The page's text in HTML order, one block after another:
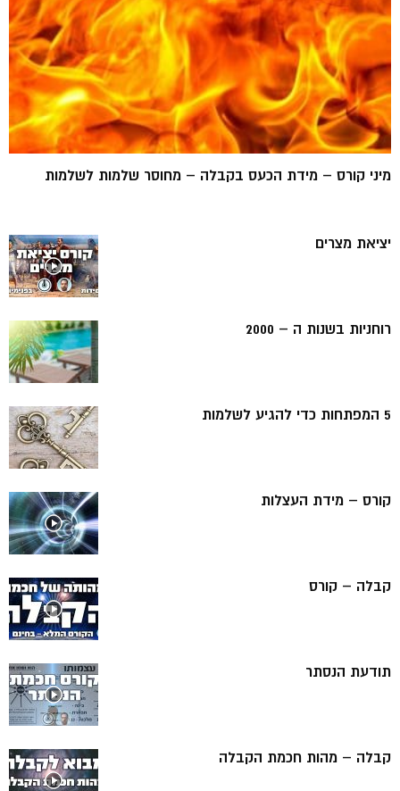
מיני קורס – מידת הכעס בקבלה – מחוסר שלמות לשלמות
יציאת מצרים
רוחניות בשנות ה – 2000
5 המפתחות כדי להגיע לשלמות
קורס – מידת העצלות
קבלה – קורס
תודעת הנסתר
קבלה – מהות חכמת הקבלה